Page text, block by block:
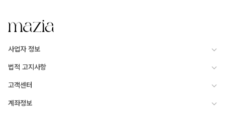
사업자 정보
법적 고지사항
고객센터
계좌정보